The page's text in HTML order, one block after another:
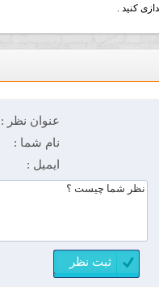
کنید .
عنوان نظر :
نام شما :
ایمیل :